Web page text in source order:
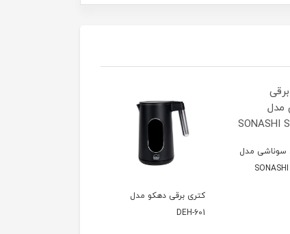
سوناشی مدل
کتری برقی دهکو مدل
DEH-601